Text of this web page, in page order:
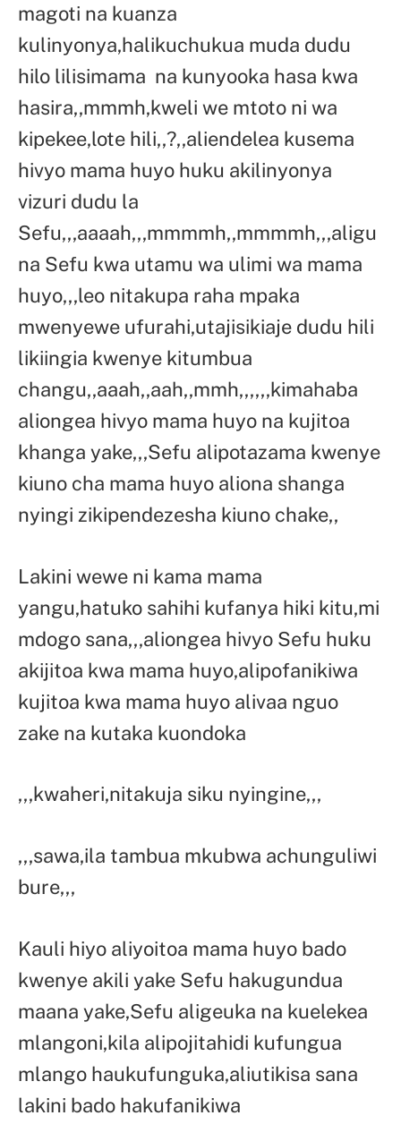
magoti na kuanza
kulinyonya,halikuchukua muda dudu
hilo lilisimama na kunyooka hasa kwa
hasira,,mmmh,kweli we mtoto ni wa
kipekee,lote hili,,?,,aliendelea kusema
hivyo mama huyo huku akilinyonya
vizuri dudu la
Sefu,,,aaaah,,,mmmmh,,mmmmh,,,aligu
na Sefu kwa utamu wa ulimi wa mama
huyo,,,leo nitakupa raha mpaka
mwenyewe ufurahi,utajisikiaje dudu hili
likiingia kwenye kitumbua
changu,,aaah,,aah,,mmh,,,,,,kimahaba
aliongea hivyo mama huyo na kujitoa
khanga yake,,,Sefu alipotazama kwenye
kiuno cha mama huyo aliona shanga
nyingi zikipendezesha kiuno chake,,
Lakini wewe ni kama mama
yangu,hatuko sahihi kufanya hiki kitu,mi
mdogo sana,,,aliongea hivyo Sefu huku
akijitoa kwa mama huyo,alipofanikiwa
kujitoa kwa mama huyo alivaa nguo
zake na kutaka kuondoka
,,,kwaheri,nitakuja siku nyingine,,,
,,,sawa,ila tambua mkubwa achunguliwi
bure,,,
Kauli hiyo aliyoitoa mama huyo bado
kwenye akili yake Sefu hakugundua
maana yake,Sefu aligeuka na kuelekea
mlangoni,kila alipojitahidi kufungua
mlango haukufunguka,aliutikisa sana
lakini bado hakufanikiwa